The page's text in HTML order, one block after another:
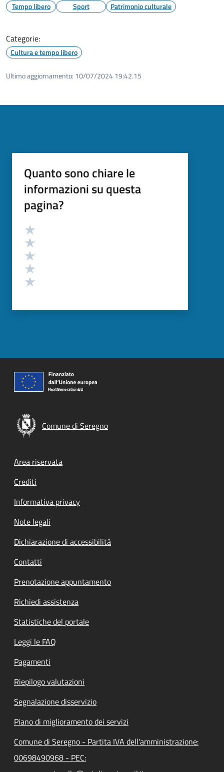
Tempo libero Sport Patrimonio culturale
Categorie:
Cultura e tempo libero
Ultimo aggiornamento: 10/07/2024 19:42.15
Quanto sono chiare le
informazioni su questa
pagina?
Valutazione
Comune di Seregno
Footer menu
Area riservata
Crediti
Informativa privacy
Note legali
Dichiarazione di accessibilità
Contatti
Prenotazione appuntamento
Richiedi assistenza
Statistiche del portale
Leggi le FAQ
Pagamenti
Riepilogo valutazioni
Segnalazione disservizio
Piano di miglioramento dei servizi
Comune di Seregno - Partita IVA dell'amministrazione:
00698490968 - PEC: